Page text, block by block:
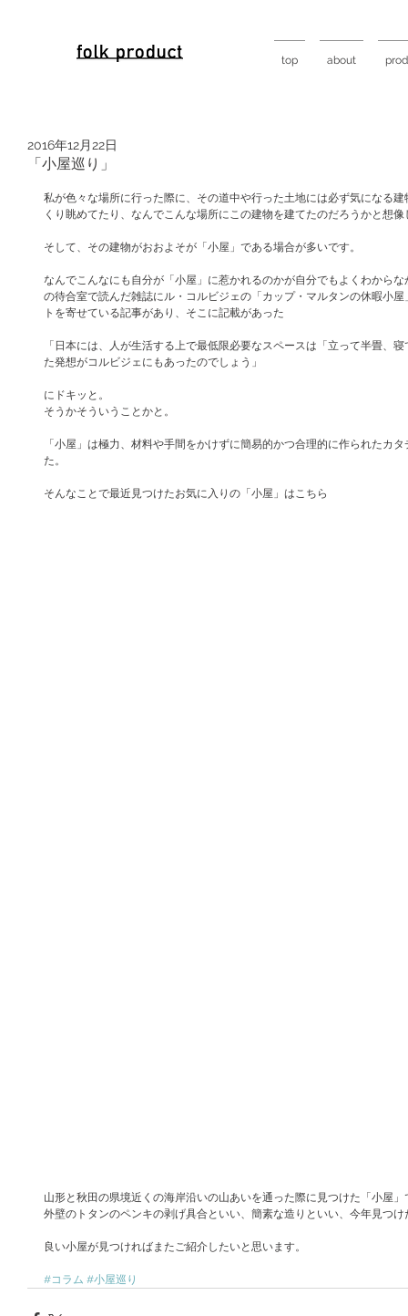
top about
「小屋巡り」
2016年12月22日
私が色々な場所に行った際に、その道中や行った土地には必ず気になる
くり眺めてたり、なんでこんな場所にこの建物を建てたのだろうかと想
そして、その建物がおおよそが「小屋」である場合が多いです。
なんでこんなにも自分が「小屋」に惹かれるのかが自分でもよくわから
の待合室で読んだ雑誌にル・コルビジェの「カップ・マルタンの休暇小
トを寄せている記事があり、そこに記載があった
「日本には、人が生活する上で最低限必要なスペースは「立って半畳、
た発想がコルビジェにもあったのでしょう」
にドキッと。
そうかそういうことかと。
「小屋」は極力、材料や手間をかけずに簡易的かつ合理的に作られたカ
た。
そんなことで最近見つけたお気に入りの「小屋」はこちら
山形と秋田の県境近くの海岸沿いの山あいを通った際に見つけた「小屋」
外壁のトタンのペンキの剥げ具合といい、簡素な造りといい、今年見つ
良い小屋が見つければまたご紹介したいと思います。
#コラム #小屋巡り